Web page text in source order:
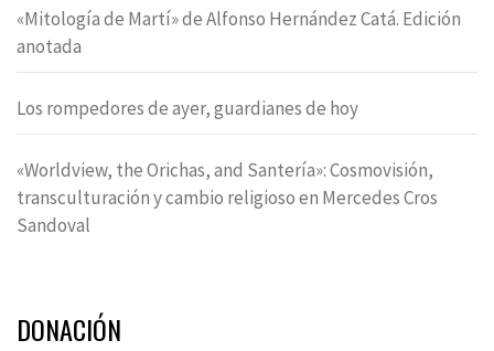
«Mitología de Martí» de Alfonso Hernández Catá. Edición
anotada
Los rompedores de ayer, guardianes de hoy
«Worldview, the Orichas, and Santería»: Cosmovisión,
transculturación y cambio religioso en Mercedes Cros
Sandoval
DONACIÓN